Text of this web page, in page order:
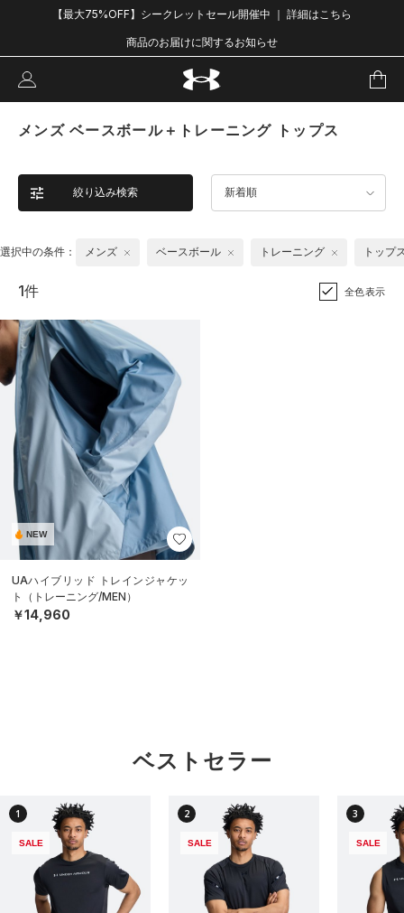
【最大75%OFF】シークレットセール開催中 ｜ 詳細はこちら
商品のお届けに関するお知らせ
メンズ ベースボール＋トレーニング トップス
絞り込み検索 新着順
選択中の条件： メンズ ベースボール トレーニング トップ
1件 全色表示
NEW
UAハイブリッド トレインジャケッ
ト（トレーニング/MEN）
￥14,960
ベストセラー
1
SALE
2
SALE
3
SALE